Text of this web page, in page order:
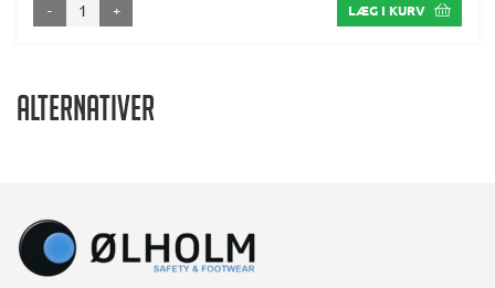
- + LÆG I KURV
Alternativer